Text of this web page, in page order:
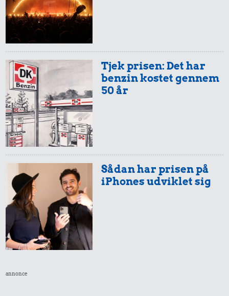
Tjek prisen: Det har
benzin kostet gennem
50 år
Sådan har prisen på
iPhones udviklet sig
annonce